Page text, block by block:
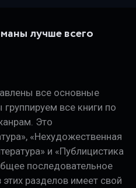
лучше всего
все основные
все книги по
Это
«Нехудожественная
и «Публицистика
последовательное
разделов имеет свой